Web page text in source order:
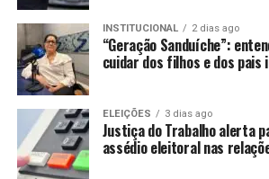
INSTITUCIONAL 2 dias ago
“Geração Sanduíche”:
cuidar dos filhos e dos pais
ELEIÇÕES 3 dias ago
Justiça do Trabalho alerta
assédio eleitoral nas